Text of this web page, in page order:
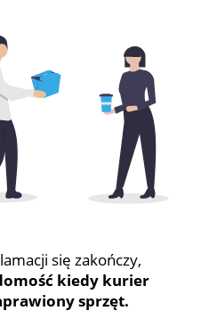
się zakończy,
kiedy kurier
sprzęt.